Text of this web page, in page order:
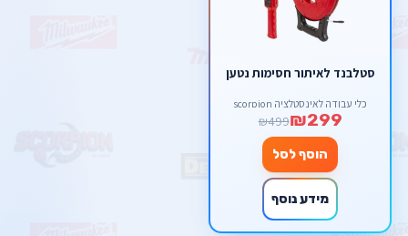
סטלבנד לאיתור חסימות נטען
כלי עבודה לאינסטלציה scorpion
₪299
₪499
הוסף לסל
מידע נוסף